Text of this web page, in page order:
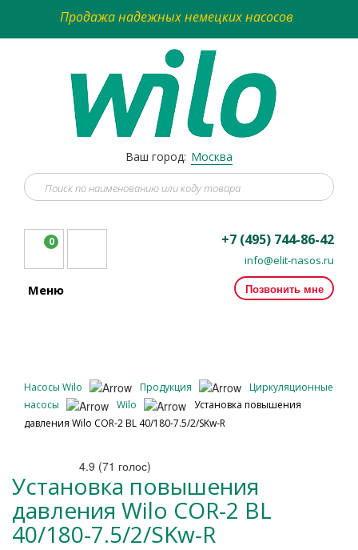
Продажа надежных немецких насосов
Ваш город: Москва
0 +7 (495) 744-86-42
info@elit-nasos.ru
Позвонить мне
Меню
Насосы Wilo Продукция
Циркуляционные
насосы
Wilo
Установка повышения
давления Wilo COR-2 BL 40/180-7.5/2/SKw-R
4.9 (71 голос)
Установка повышения
давления Wilo COR-2 BL
40/180-7.5/2/SKw-R